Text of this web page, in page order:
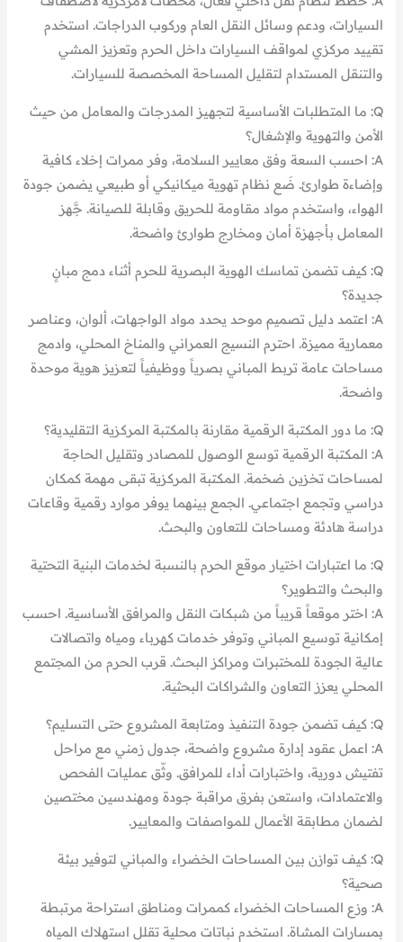
السيارات، ودعم وسائل النقل العام وركوب الدراجات. استخدم
تقييد مركزي لمواقف السيارات داخل الحرم وتعزيز المشي
والتنقل المستدام لتقليل المساحة المخصصة للسيارات.
Q: ما المتطلبات الأساسية لتجهيز المدرجات والمعامل من حيث
الأمن والتهوية والإشغال؟
A: احسب السعة وفق معايير السلامة، وفر ممرات إخلاء كافية
وإضاءة طوارئ. ضَع نظام تهوية ميكانيكي أو طبيعي يضمن جودة
الهواء، واستخدم مواد مقاومة للحريق وقابلة للصيانة. جَّهز
المعامل بأجهزة أمان ومخارج طوارئ واضحة.
Q: كيف تضمن تماسك الهوية البصرية للحرم أثناء دمج مبانٍ
جديدة؟
A: اعتمد دليل تصميم موحد يحدد مواد الواجهات، ألوان، وعناصر
معمارية مميزة. احترم النسيج العمراني والمناخ المحلي، وادمج
مساحات عامة تربط المباني بصرياً ووظيفياً لتعزيز هوية موحدة
واضحة.
Q: ما دور المكتبة الرقمية مقارنة بالمكتبة المركزية التقليدية؟
A: المكتبة الرقمية توسع الوصول للمصادر وتقليل الحاجة
لمساحات تخزين ضخمة. المكتبة المركزية تبقى مهمة كمكان
دراسي وتجمع اجتماعي. الجمع بينهما يوفر موارد رقمية وقاعات
دراسة هادئة ومساحات للتعاون والبحث.
Q: ما اعتبارات اختيار موقع الحرم بالنسبة لخدمات البنية التحتية
والبحث والتطوير؟
A: اختر موقعاً قريباً من شبكات النقل والمرافق الأساسية. احسب
إمكانية توسيع المباني وتوفر خدمات كهرباء ومياه واتصالات
عالية الجودة للمختبرات ومراكز البحث. قرب الحرم من المجتمع
المحلي يعزز التعاون والشراكات البحثية.
Q: كيف تضمن جودة التنفيذ ومتابعة المشروع حتى التسليم؟
A: اعمل عقود إدارة مشروع واضحة، جدول زمني مع مراحل
تفتيش دورية، واختبارات أداء للمرافق. وثّق عمليات الفحص
والاعتمادات، واستعن بفرق مراقبة جودة ومهندسين مختصين
لضمان مطابقة الأعمال للمواصفات والمعايير.
Q: كيف توازن بين المساحات الخضراء والمباني لتوفير بيئة
صحية؟
A: وزع المساحات الخضراء كممرات ومناطق استراحة مرتبطة
بمسارات المشاة. استخدم نباتات محلية تقلل استهلاك المياه